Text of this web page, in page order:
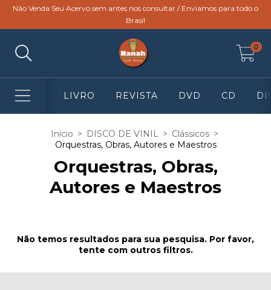
Não Venda Seu Acervo sem antes nos consultar / Enviamos para todo o
Brasil
0
LIVRO REVISTA DVD CD
Início > DISCO DE VINIL > Clássicos >
Orquestras, Obras, Autores e Maestros
Orquestras, Obras,
Autores e Maestros
Não temos resultados para sua pesquisa. Por favor,
tente com outros filtros.